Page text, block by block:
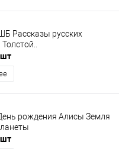
Рассказы русских
рождения Алисы Земля